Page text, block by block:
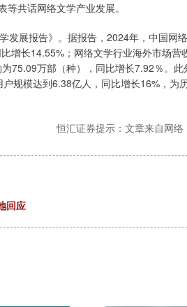
共话网络文学产业发展。
发展报告》。据报告，2024年，中国网
增长14.55%；网络文学行业海外市场营
75.09万部（种），同比增长7.92％。此
规模达到6.38亿人，同比增长16%，为
恒汇证券提示：文章来自网络
回应